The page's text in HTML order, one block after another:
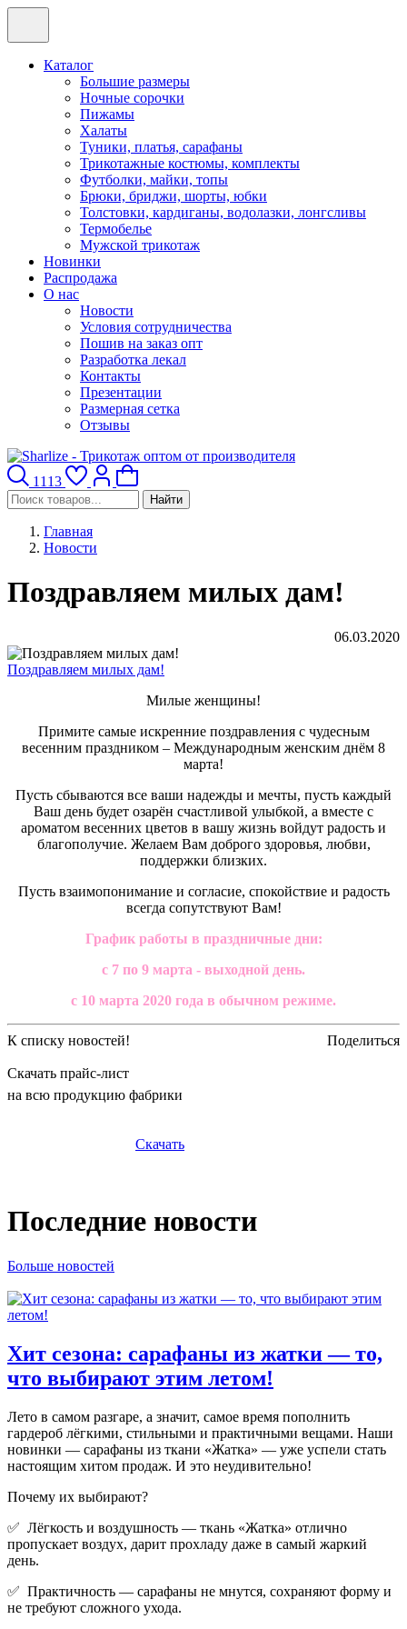
Каталог
Большие размеры
Ночные сорочки
Пижамы
Халаты
Туники, платья, сарафаны
Трикотажные костюмы, комплекты
Футболки, майки, топы
Брюки, бриджи, шорты, юбки
Толстовки, кардиганы, водолазки, лонгсливы
Термобелье
Мужской трикотаж
Новинки
Распродажа
О нас
Новости
Условия сотрудничества
Пошив на заказ опт
Разработка лекал
Контакты
Презентации
Размерная сетка
Отзывы
1113
Найти
Главная
Новости
Поздравляем милых дам!
06.03.2020
Поздравляем милых дам!
Милые женщины!
Примите самые искренние поздравления с чудесным
весенним праздником – Международным женским днём 8
марта!
Пусть сбываются все ваши надежды и мечты, пусть каждый
Ваш день будет озарён счастливой улыбкой, а вместе с
ароматом весенних цветов в вашу жизнь войдут радость и
благополучие. Желаем Вам доброго здоровья, любви,
поддержки близких.
Пусть взаимопонимание и согласие, спокойствие и радость
всегда сопутствуют Вам!
График работы в праздничные дни:
с 7 по 9 марта - выходной день.
с 10 марта 2020 года в обычном режиме.
К списку новостей! Поделиться
Скачать прайс-лист
на всю продукцию фабрики
Скачать
Последние новости
Больше новостей
Хит сезона: сарафаны из жатки — то,
что выбирают этим летом!
Лето в самом разгаре, а значит, самое время пополнить
гардероб лёгкими, стильными и практичными вещами. Наши
новинки — сарафаны из ткани «Жатка» — уже успели стать
настоящим хитом продаж. И это неудивительно!
Почему их выбирают?
✅ Лёгкость и воздушность — ткань «Жатка» отлично
пропускает воздух, дарит прохладу даже в самый жаркий
день.
✅ Практичность — сарафаны не мнутся, сохраняют форму и
не требуют сложного ухода.